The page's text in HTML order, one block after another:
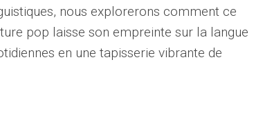
nous explorerons comment ce
pop laisse son empreinte sur la langue
en une tapisserie vibrante de